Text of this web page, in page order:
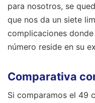
para nosotros, se
que nos da un siete
complicaciones
número reside en su
Comparativa
Si comparamos el 49